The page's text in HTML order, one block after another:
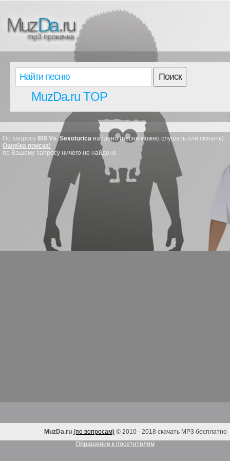
Поиск
MuzDa.ru TOP
По запросу IR8 Vs. Sexoturica найдено (песни можно слушать или скачать):
Ошибка поиска!
по Вашему запросу ничего не найдено
MuzDa.ru (по вопросам) © 2010 - 2018 скачать MP3 бесплатно
Обращение к посетителям